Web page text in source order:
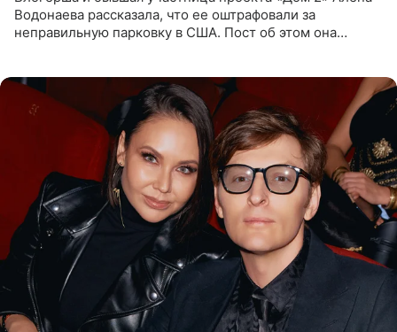
Водонаева рассказала, что ее оштрафовали за
неправильную парковку в США. Пост об этом она